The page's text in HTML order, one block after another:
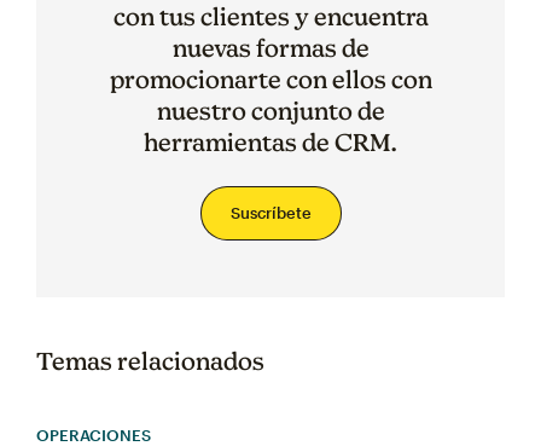
con tus clientes y encuentra
nuevas formas de
promocionarte con ellos con
nuestro conjunto de
herramientas de CRM.
Suscríbete
Temas relacionados
OPERACIONES